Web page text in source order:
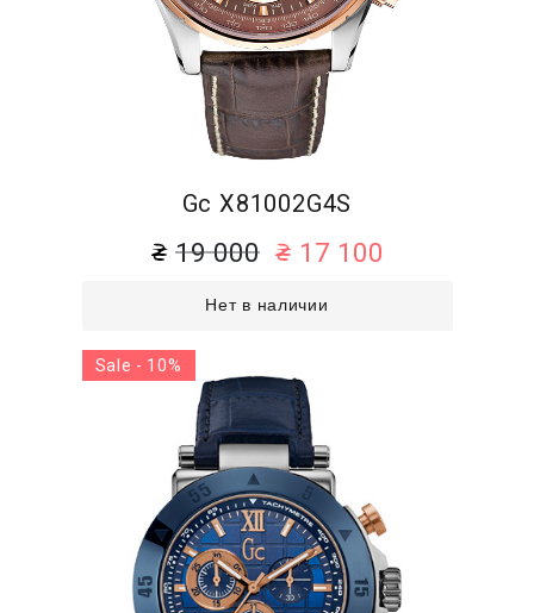
Gc X81002G4S
19 000 17 100
Нет в наличии
Sale - 10%